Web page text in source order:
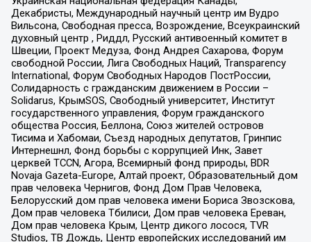
Декабристы, Международный научный центр им Вудро
Вильсона, Свободная пресса, Возрождение, Всеукраинский
духовный центр , Риддл, Русский антивоенный комитет в
Швеции, Проект Медуза, Фонд Андрея Сахарова, Форум
свободной России, Лига Свободных Наций, Transparеncy
International, Форум Свободных Народов ПостРоссии,
Солидарность с гражданским движением в России –
Solidarus, КрымSOS, Свободный университет, Институт
государственного управления, Форум гражданского
общества Россия, Беллона, Союз жителей островов
Тисима и Хабомаи, Съезд народных депутатов, Гринпис
Интернешнл, Фонд борьбы с коррупцией Инк, Завет
церквей TCCN, Агора, Всемирный фонд природы, BDR
Novaja Gazeta-Europe, Алтай проект, Образовательный дом
прав человека Чернигов, Фонд Дом Прав Человека,
Белорусский дом прав человека имени Бориса Звозскова,
Дом прав человека Тбилиси, Дом прав человека Ереван,
Дом прав человека Крым, Центр дикого лосося, TVR
Studios, ТВ Дождь, Центр европейских исследований им